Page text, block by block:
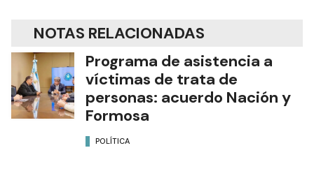
NOTAS RELACIONADAS
Programa de asistencia a
víctimas de trata de
personas: acuerdo Nación y
Formosa
POLÍTICA